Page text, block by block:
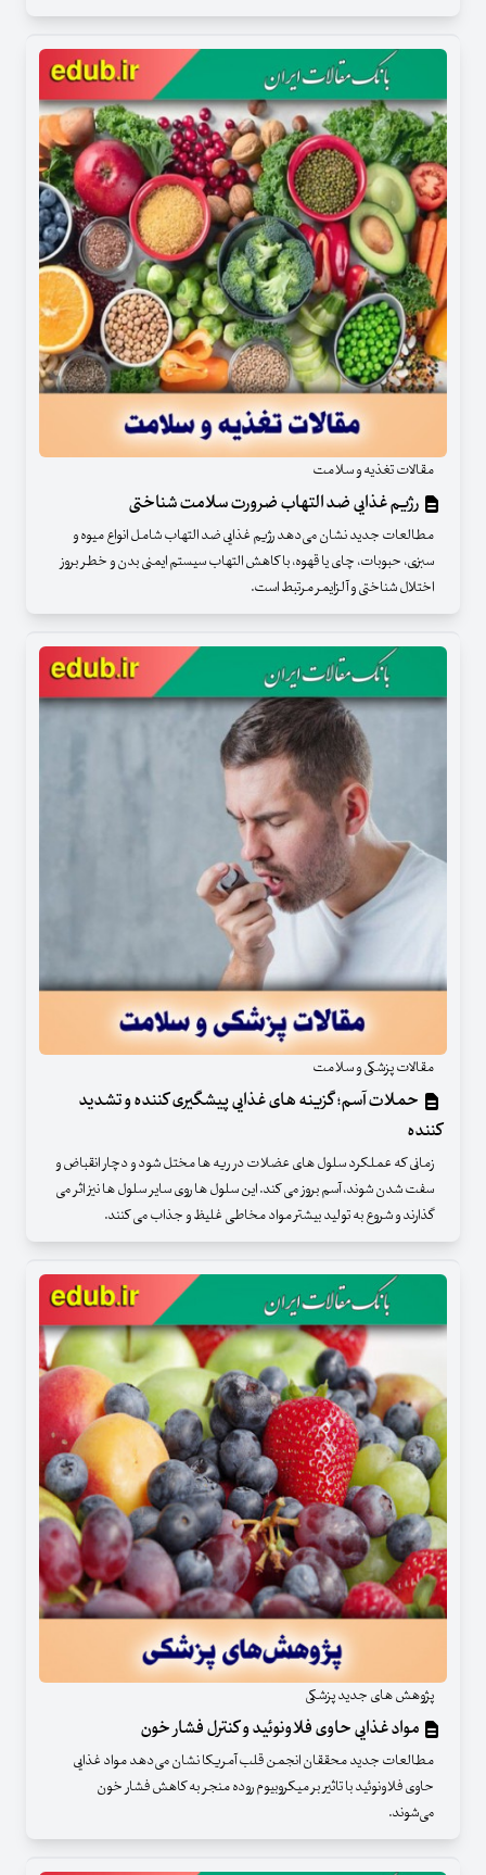
مقالات تغذیه و سلامت
رژیم غذایی ضد التهاب ضرورت سلامت شناختی
مطالعات جدید نشان می‌دهد رژیم غذایی ضد التهاب شامل انواع میوه و
سبزی، حبوبات، چای یا قهوه، با کاهش التهاب سیستم ایمنی بدن و خطر بروز
اختلال شناختی و آلزایمر مرتبط است.
مقالات پزشکی و سلامت
حملات آسم؛ گزینه های غذایی پیشگیری کننده و تشدید
کننده
زمانی که عملکرد سلول‌ های عضلات در ریه ‌ها مختل شود و دچار انقباض و
سفت شدن شوند، آسم بروز می ‌کند. این سلول ‌ها روی سایر سلول‌ ها نیز اثر می
‌گذارند و شروع به تولید بیشتر مواد مخاطی غلیظ و جذاب می ‌کنند.
پژوهش های جدید پزشکی
مواد غذایی حاوی فلاونوئید و کنترل فشار خون
مطالعات جدید محققان انجمن قلب آمریکا نشان می‌دهد مواد غذایی
حاوی فلاونوئید با تاثیر بر میکروبیوم روده منجر به کاهش فشار خون
می‌شوند.